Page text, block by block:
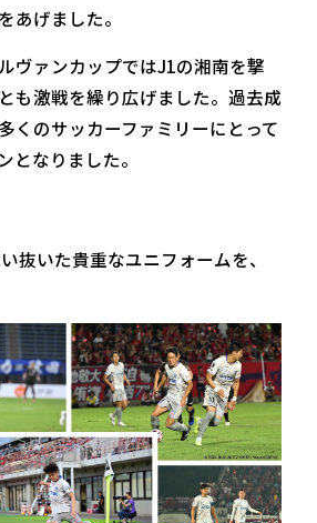
あげました。
ヴァンカップではJ1の湘南を撃
も激戦を繰り広げました。過去成
くのサッカーファミリーにとって
となりました。
抜いた貴重なユニフォームを、